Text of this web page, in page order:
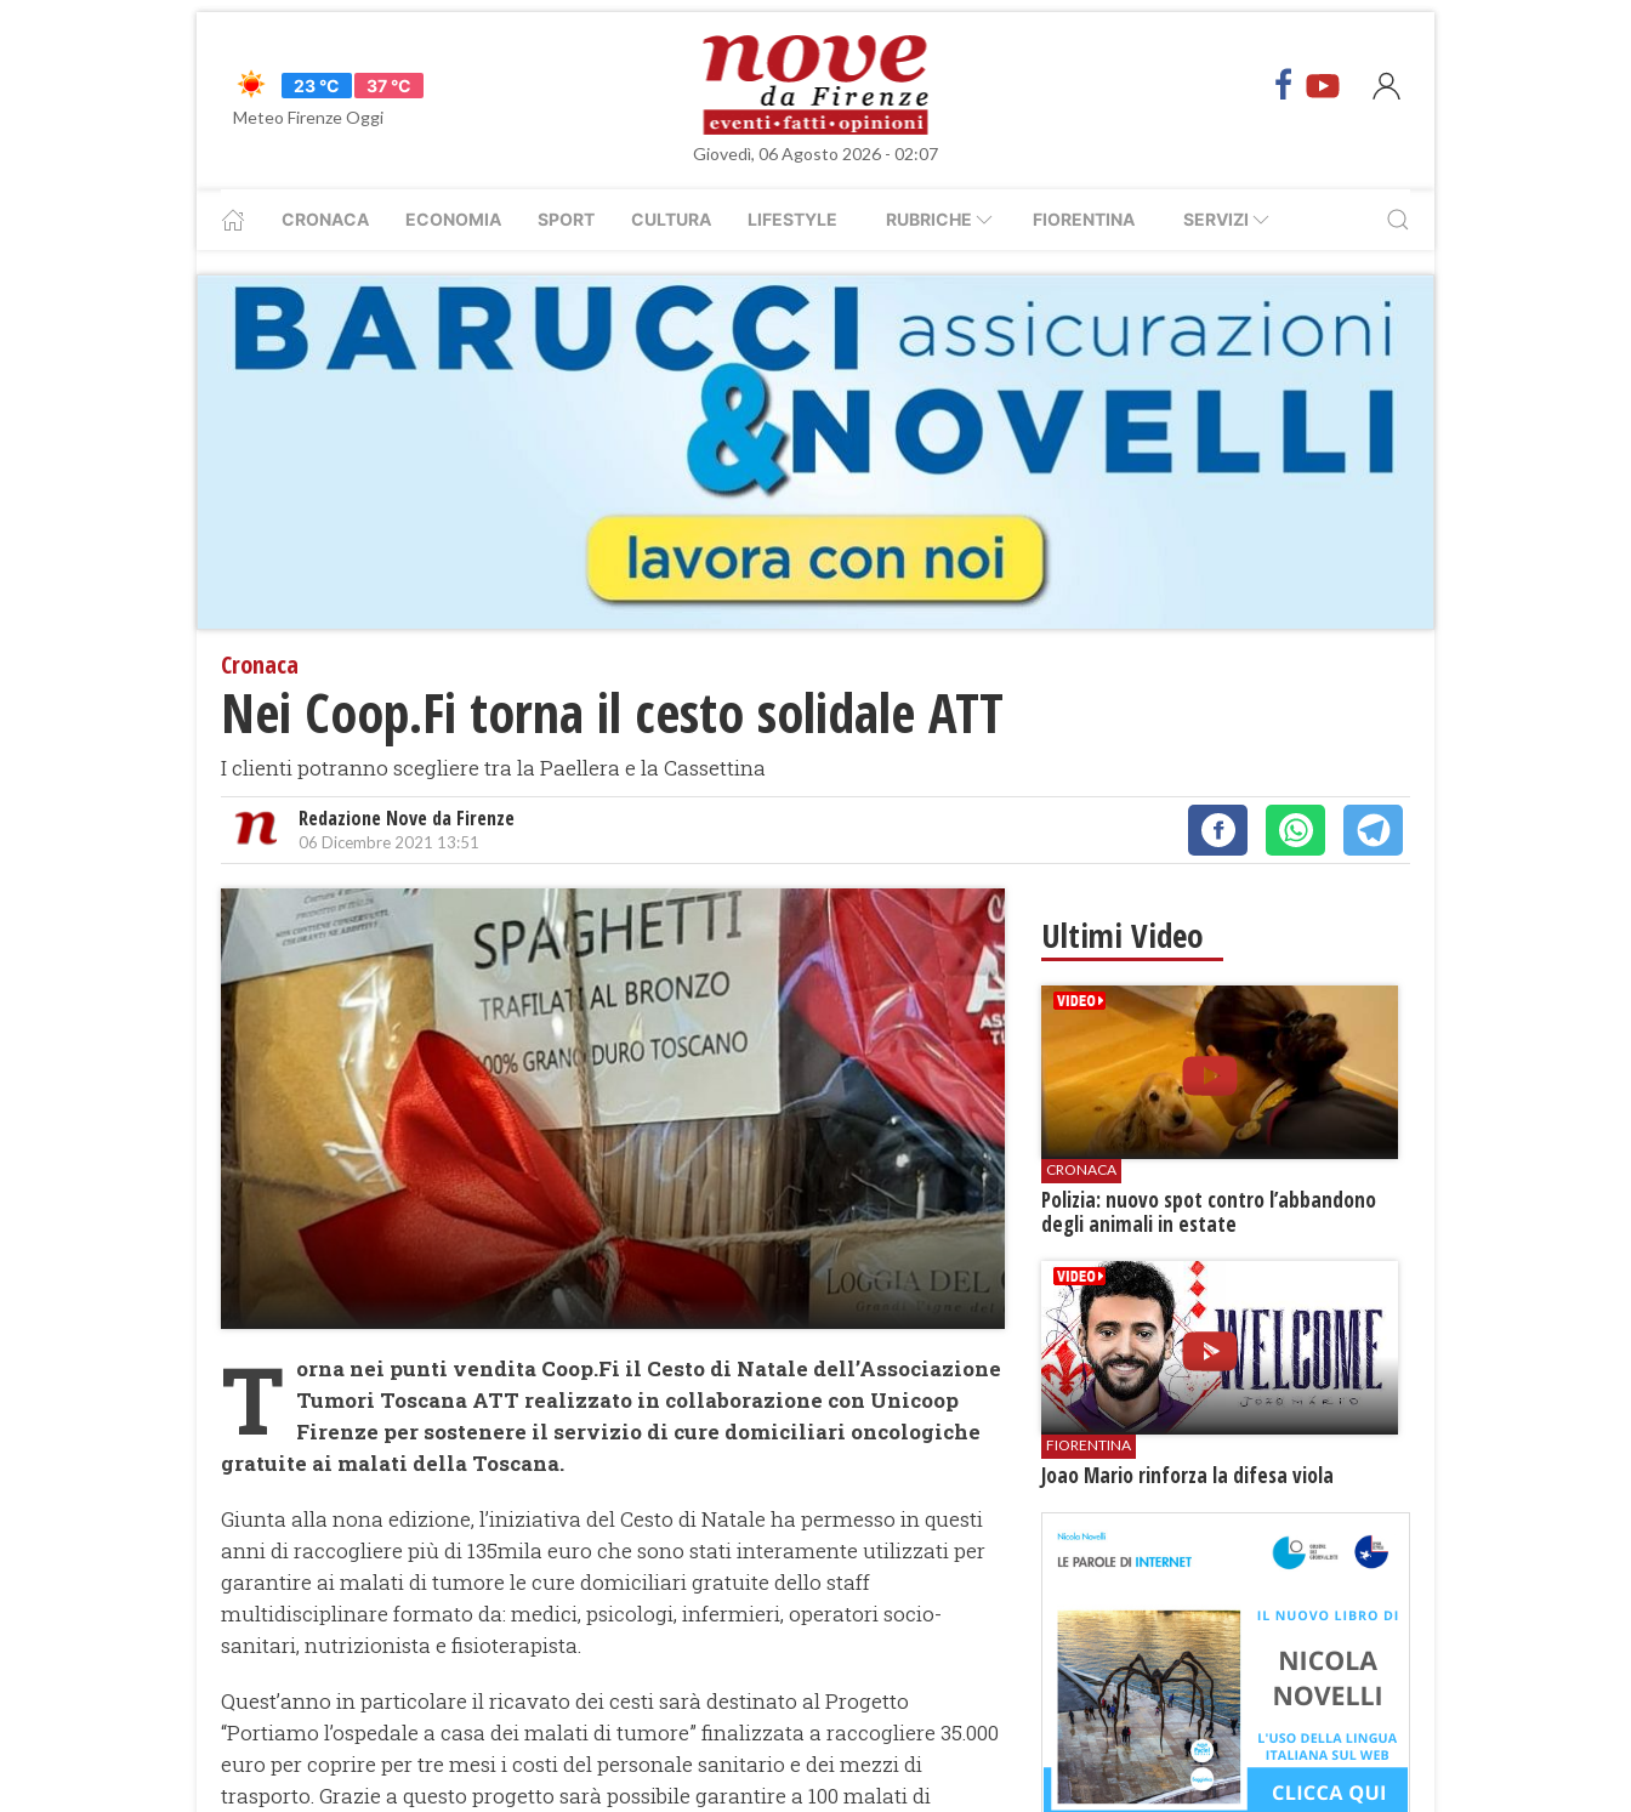
23 °C
37 °C
Meteo Firenze Oggi
Giovedì, 06 Agosto 2026 - 02:07
CRONACA ECONOMIA SPORT CULTURA LIFESTYLE RUBRICHE FIORENTINA SERVIZI
Cronaca
Nei Coop.Fi torna il cesto solidale ATT
I clienti potranno scegliere tra la Paellera e la Cassettina
Redazione Nove da Firenze
06 Dicembre 2021 13:51
T orna nei punti vendita Coop.Fi il Cesto di Natale dell’Associazione
Tumori Toscana ATT realizzato in collaborazione con Unicoop
Firenze per sostenere il servizio di cure domiciliari oncologiche
gratuite ai malati della Toscana.
Giunta alla nona edizione, l’iniziativa del Cesto di Natale ha permesso in questi
anni di raccogliere più di 135mila euro che sono stati interamente utilizzati per
garantire ai malati di tumore le cure domiciliari gratuite dello staff
multidisciplinare formato da: medici, psicologi, infermieri, operatori socio-
sanitari, nutrizionista e fisioterapista.
Quest’anno in particolare il ricavato dei cesti sarà destinato al Progetto
“Portiamo l’ospedale a casa dei malati di tumore” finalizzata a raccogliere 35.000
euro per coprire per tre mesi i costi del personale sanitario e dei mezzi di
trasporto. Grazie a questo progetto sarà possibile garantire a 100 malati di
Ultimi Video
CRONACA
Polizia: nuovo spot contro l’abbandono
degli animali in estate
FIORENTINA
Joao Mario rinforza la difesa viola